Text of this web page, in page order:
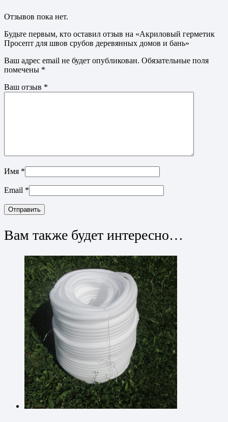
Отзывов пока нет.
Будьте первым, кто оставил отзыв на «Акриловый герметик
Просепт для швов срубов деревянных домов и бань»
Ваш адрес email не будет опубликован. Обязательные поля
помечены *
Ваш отзыв *
Имя *
Email *
Вам также будет интересно…